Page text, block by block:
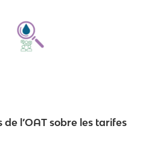
de l’OAT sobre les tarifes